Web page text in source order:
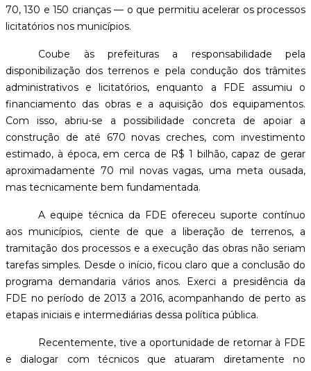
70, 130 e 150 crianças — o que permitiu acelerar os processos
licitatórios nos municípios.
Coube às prefeituras a responsabilidade pela
disponibilização dos terrenos e pela condução dos trâmites
administrativos e licitatórios, enquanto a FDE assumiu o
financiamento das obras e a aquisição dos equipamentos.
Com isso, abriu-se a possibilidade concreta de apoiar a
construção de até 670 novas creches, com investimento
estimado, à época, em cerca de R$ 1 bilhão, capaz de gerar
aproximadamente 70 mil novas vagas, uma meta ousada,
mas tecnicamente bem fundamentada.
A equipe técnica da FDE ofereceu suporte contínuo
aos municípios, ciente de que a liberação de terrenos, a
tramitação dos processos e a execução das obras não seriam
tarefas simples. Desde o início, ficou claro que a conclusão do
programa demandaria vários anos. Exerci a presidência da
FDE no período de 2013 a 2016, acompanhando de perto as
etapas iniciais e intermediárias dessa política pública.
Recentemente, tive a oportunidade de retornar à FDE
e dialogar com técnicos que atuaram diretamente no